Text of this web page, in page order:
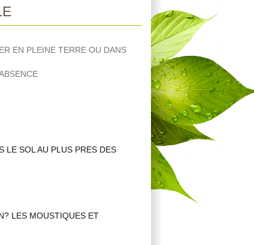
EN PLEINE TERRE OU DANS
LE SOL AU PLUS PRES DES
LES MOUSTIQUES ET